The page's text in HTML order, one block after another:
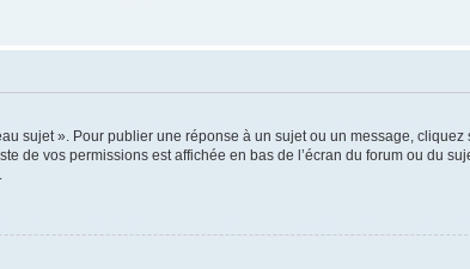
sujet ». Pour publier une réponse à un sujet ou un message,
de vos permissions est affichée en bas de l’écran du forum ou du